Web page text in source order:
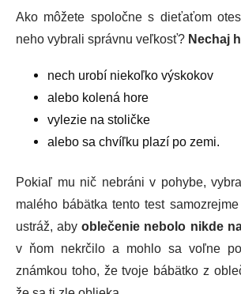
Ako môžete spoločne s dieťaťom
neho vybrali správnu veľkosť? Nechaj
nech urobí niekoľko výskokov
alebo kolená hore
vylezie na stoličke
alebo sa chvíľku plazí po zemi.
Pokiaľ mu nič nebráni v pohybe,
malého bábätka tento test
ustráž, abyoblečenie nebolo nikde
v ňom nekrčilo a mohlo sa voľne
známkou toho, že tvoje bábätko z